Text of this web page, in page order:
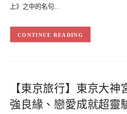
上》之中的名句…
CONTINUE READING
【東京旅行】東京大神
強良緣、戀愛成就超靈